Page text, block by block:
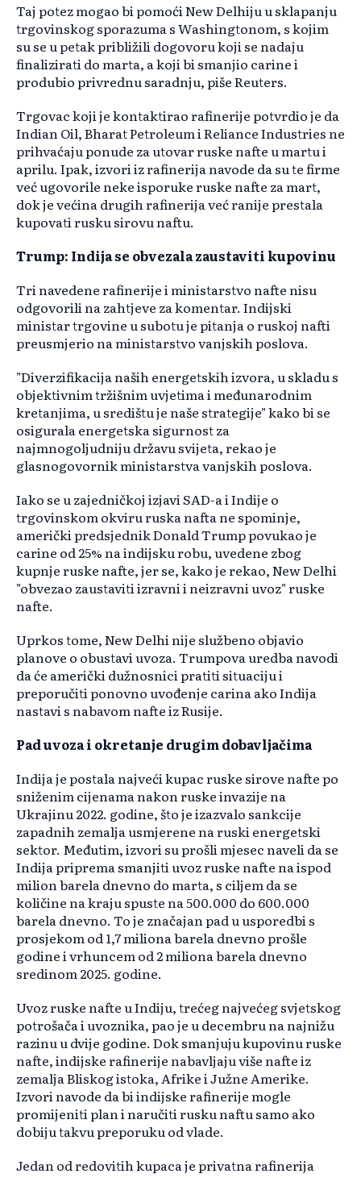
Taj potez mogao bi pomoći New Delhiju u sklapanju
trgovinskog sporazuma s Washingtonom, s kojim
su se u petak približili dogovoru koji se nadaju
finalizirati do marta, a koji bi smanjio carine i
produbio privrednu saradnju, piše Reuters.
Trgovac koji je kontaktirao rafinerije potvrdio je da
Indian Oil, Bharat Petroleum i Reliance Industries ne
prihvaćaju ponude za utovar ruske nafte u martu i
aprilu. Ipak, izvori iz rafinerija navode da su te firme
već ugovorile neke isporuke ruske nafte za mart,
dok je većina drugih rafinerija već ranije prestala
kupovati rusku sirovu naftu.
Trump: Indija se obvezala zaustaviti kupovinu
Tri navedene rafinerije i ministarstvo nafte nisu
odgovorili na zahtjeve za komentar. Indijski
ministar trgovine u subotu je pitanja o ruskoj nafti
preusmjerio na ministarstvo vanjskih poslova.
"Diverzifikacija naših energetskih izvora, u skladu s
objektivnim tržišnim uvjetima i međunarodnim
kretanjima, u središtu je naše strategije" kako bi se
osigurala energetska sigurnost za
najmnogoljudniju državu svijeta, rekao je
glasnogovornik ministarstva vanjskih poslova.
Iako se u zajedničkoj izjavi SAD-a i Indije o
trgovinskom okviru ruska nafta ne spominje,
američki predsjednik Donald Trump povukao je
carine od 25% na indijsku robu, uvedene zbog
kupnje ruske nafte, jer se, kako je rekao, New Delhi
"obvezao zaustaviti izravni i neizravni uvoz" ruske
nafte.
Uprkos tome, New Delhi nije službeno objavio
planove o obustavi uvoza. Trumpova uredba navodi
da će američki dužnosnici pratiti situaciju i
preporučiti ponovno uvođenje carina ako Indija
nastavi s nabavom nafte iz Rusije.
Pad uvoza i okretanje drugim dobavljačima
Indija je postala najveći kupac ruske sirove nafte po
sniženim cijenama nakon ruske invazije na
Ukrajinu 2022. godine, što je izazvalo sankcije
zapadnih zemalja usmjerene na ruski energetski
sektor. Međutim, izvori su prošli mjesec naveli da se
Indija priprema smanjiti uvoz ruske nafte na ispod
milion barela dnevno do marta, s ciljem da se
količine na kraju spuste na 500.000 do 600.000
barela dnevno. To je značajan pad u usporedbi s
prosjekom od 1,7 miliona barela dnevno prošle
godine i vrhuncem od 2 miliona barela dnevno
sredinom 2025. godine.
Uvoz ruske nafte u Indiju, trećeg najvećeg svjetskog
potrošača i uvoznika, pao je u decembru na najnižu
razinu u dvije godine. Dok smanjuju kupovinu ruske
nafte, indijske rafinerije nabavljaju više nafte iz
zemalja Bliskog istoka, Afrike i Južne Amerike.
Izvori navode da bi indijske rafinerije mogle
promijeniti plan i naručiti rusku naftu samo ako
dobiju takvu preporuku od vlade.
Jedan od redovitih kupaca je privatna rafinerija